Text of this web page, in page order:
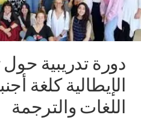
دورة تدريبية حول
الإيطالية كلغة
اللغات والترجمة